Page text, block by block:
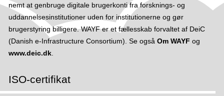
nemt at genbruge digitale brugerkonti fra forsknings- og
uddannelsesinstitutioner uden for institutionerne og gør
brugerstyring billigere. WAYF er et fællesskab forvaltet af DeiC
(Danish e-Infrastructure Consortium). Se også Om WAYF og
www.deic.dk.
ISO-certifikat